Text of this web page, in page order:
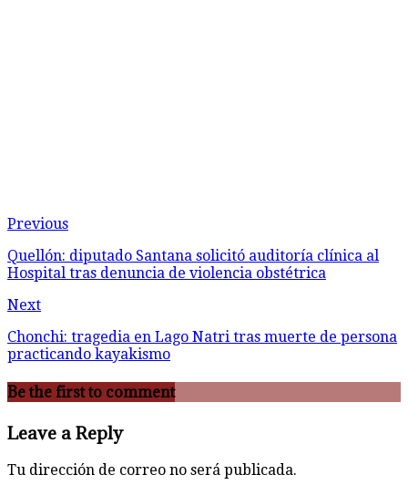
Previous
Quellón: diputado Santana solicitó auditoría clínica al
Hospital tras denuncia de violencia obstétrica
Next
Chonchi: tragedia en Lago Natri tras muerte de persona
practicando kayakismo
Be the first to comment
Leave a Reply
Tu dirección de correo no será publicada.